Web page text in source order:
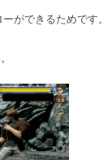
ができるためです。